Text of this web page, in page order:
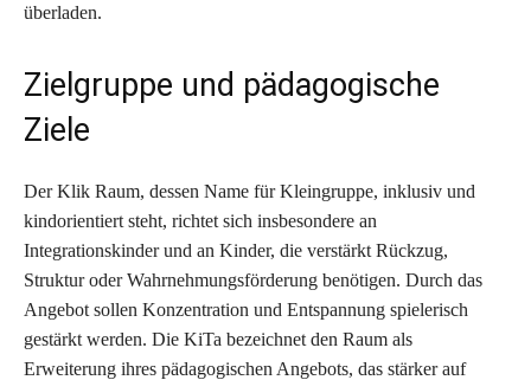
überladen.
Zielgruppe und pädagogische
Ziele
Der Klik Raum, dessen Name für Kleingruppe, inklusiv und
kindorientiert steht, richtet sich insbesondere an
Integrationskinder und an Kinder, die verstärkt Rückzug,
Struktur oder Wahrnehmungsförderung benötigen. Durch das
Angebot sollen Konzentration und Entspannung spielerisch
gestärkt werden. Die KiTa bezeichnet den Raum als
Erweiterung ihres pädagogischen Angebots, das stärker auf